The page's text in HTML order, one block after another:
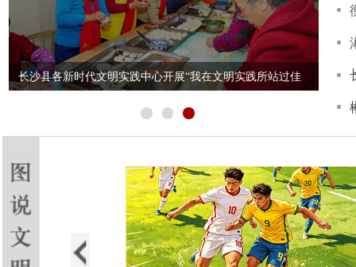
1
55篇 文明湘西
2
39篇 文明
19篇 文明株洲
15篇
文明